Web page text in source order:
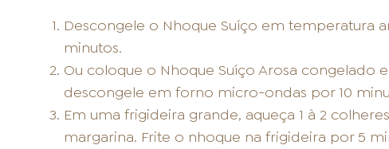
Descongele o Nhoque Suíço em temperatura
minutos.
Ou coloque o Nhoque Suíço Arosa congelado
descongele em forno micro-ondas por 10
Em uma frigideira grande, aqueça 1 à 2
margarina. Frite o nhoque na frigideira por 5